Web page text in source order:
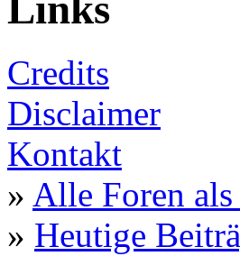
Credits
Disclaimer
Kontakt
» Alle Foren als
» Heutige